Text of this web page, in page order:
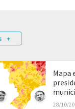
+
Mapa
28/10/